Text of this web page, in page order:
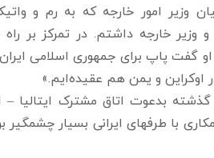
وزیر امور خارجه که به رم و
وزیر خارجه داشتم. در تمرکز بر
گفت پاپ برای جمهوری اسلامی
و یمن هم عقیده‌ایم.»
گذشته بدعوت اتاق مشترک
با طرفهای ایرانی بسیار